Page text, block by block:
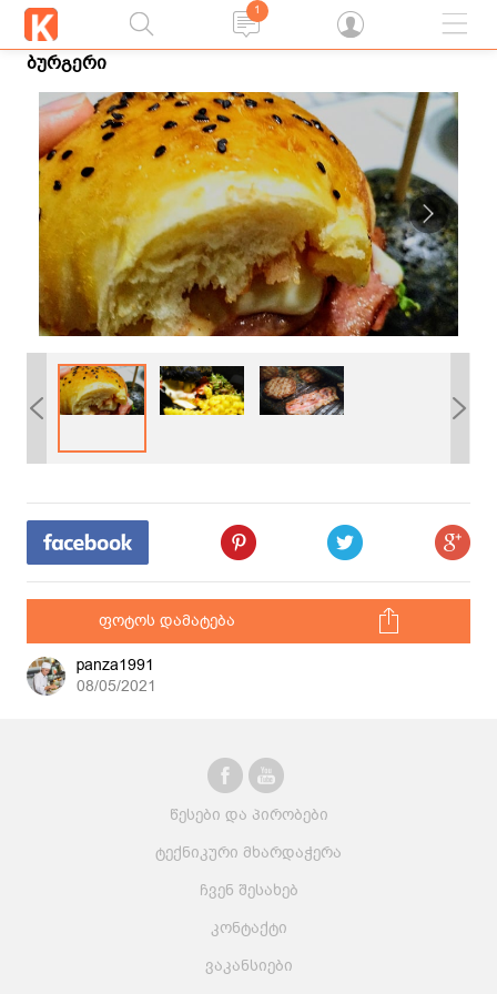
1
ბურგერი
ფოტოს დამატება
panza1991
08/05/2021
ჩვენ შესახებ
კონტაქტი
ვაკანსიები
წესები და პირობები
ტექნიკური მხარდაჭერა